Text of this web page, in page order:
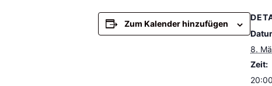
Zum Kalender hinzufügen
8.
Zeit: